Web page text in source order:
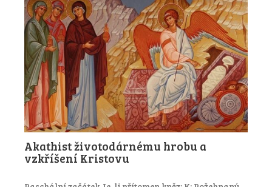
Akathist životodárnému hrobu a
vzkříšení Kristovu